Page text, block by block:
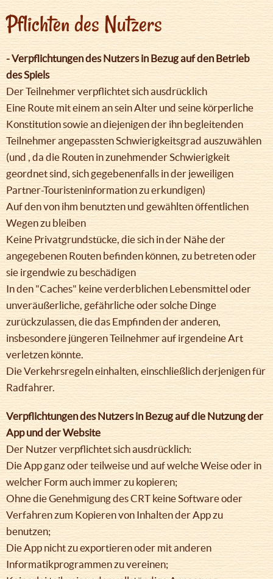
Pflichten des Nutzers
- Verpflichtungen des Nutzers in Bezug auf den Betrieb
des Spiels
Der Teilnehmer verpflichtet sich ausdrücklich
Eine Route mit einem an sein Alter und seine körperliche
Konstitution sowie an diejenigen der ihn begleitenden
Teilnehmer angepassten Schwierigkeitsgrad auszuwählen
(und , da die Routen in zunehmender Schwierigkeit
geordnet sind, sich gegebenenfalls in der jeweiligen
Partner-Touristeninformation zu erkundigen)
Auf den von ihm benutzten und gewählten öffentlichen
Wegen zu bleiben
Keine Privatgrundstücke, die sich in der Nähe der
angegebenen Routen befinden können, zu betreten oder
sie irgendwie zu beschädigen
In den "Caches" keine verderblichen Lebensmittel oder
unveräußerliche, gefährliche oder solche Dinge
zurückzulassen, die das Empfinden der anderen,
insbesondere jüngeren Teilnehmer auf irgendeine Art
verletzen könnte.
Die Verkehrsregeln einhalten, einschließlich derjenigen für
Radfahrer.
Verpflichtungen des Nutzers in Bezug auf die Nutzung der
App und der Website
Der Nutzer verpflichtet sich ausdrücklich:
Die App ganz oder teilweise und auf welche Weise oder in
welcher Form auch immer zu kopieren;
Ohne die Genehmigung des CRT keine Software oder
Verfahren zum Kopieren von Inhalten der App zu
benutzen;
Die App nicht zu exportieren oder mit anderen
Informatikprogrammen zu vereinen;